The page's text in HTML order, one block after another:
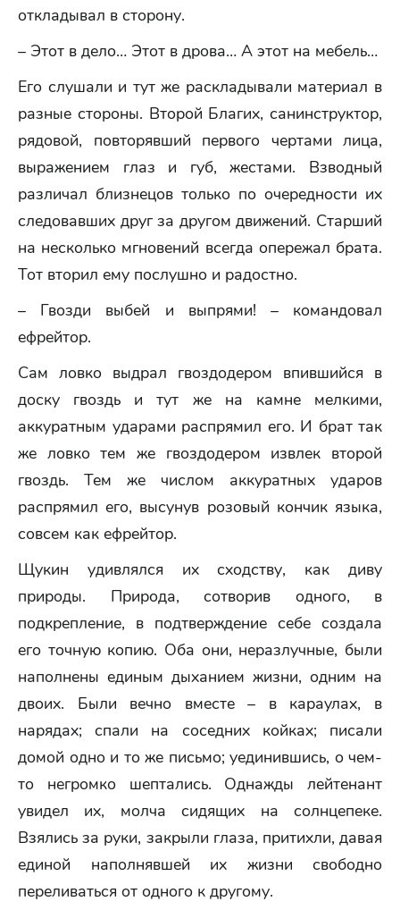
откладывал в сторону.
– Этот в дело… Этот в дрова… А этот на мебель…
Его слушали и тут же раскладывали материал в
разные стороны. Второй Благих, санинструктор,
рядовой, повторявший первого чертами лица,
выражением глаз и губ, жестами. Взводный
различал близнецов только по очередности их
следовавших друг за другом движений. Старший
на несколько мгновений всегда опережал брата.
Тот вторил ему послушно и радостно.
– Гвозди выбей и выпрями! – командовал
ефрейтор.
Сам ловко выдрал гвоздодером впившийся в
доску гвоздь и тут же на камне мелкими,
аккуратным ударами распрямил его. И брат так
же ловко тем же гвоздодером извлек второй
гвоздь. Тем же числом аккуратных ударов
распрямил его, высунув розовый кончик языка,
совсем как ефрейтор.
Щукин удивлялся их сходству, как диву
природы. Природа, сотворив одного, в
подкрепление, в подтверждение себе создала
его точную копию. Оба они, неразлучные, были
наполнены единым дыханием жизни, одним на
двоих. Были вечно вместе – в караулах, в
нарядах; спали на соседних койках; писали
домой одно и то же письмо; уединившись, о чем-
то негромко шептались. Однажды лейтенант
увидел их, молча сидящих на солнцепеке.
Взялись за руки, закрыли глаза, притихли, давая
единой наполнявшей их жизни свободно
переливаться от одного к другому.